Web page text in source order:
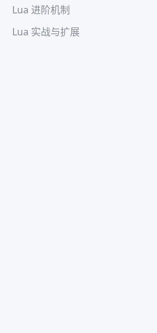
Lua 进阶机制
Lua 实战与扩展